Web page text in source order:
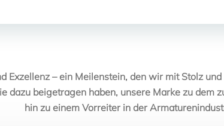
Exzellenz – ein Meilenstein, den wir mit Stolz
dazu beigetragen haben, unsere Marke zu
hin zu einem Vorreiter in der